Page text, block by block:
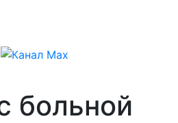
больной